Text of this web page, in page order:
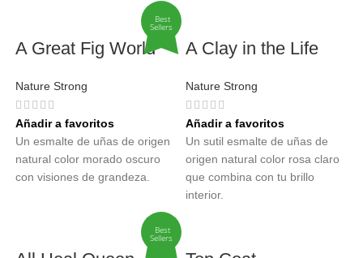
Best
Sellers
A Great Fig World
Nature Strong
Añadir a favoritos
Un esmalte de uñas de origen
natural color morado oscuro
con visiones de grandeza.
A Clay in the Life
Nature Strong
Añadir a favoritos
Un sutil esmalte de uñas de
origen natural color rosa claro
que combina con tu brillo
interior.
Best
Sellers